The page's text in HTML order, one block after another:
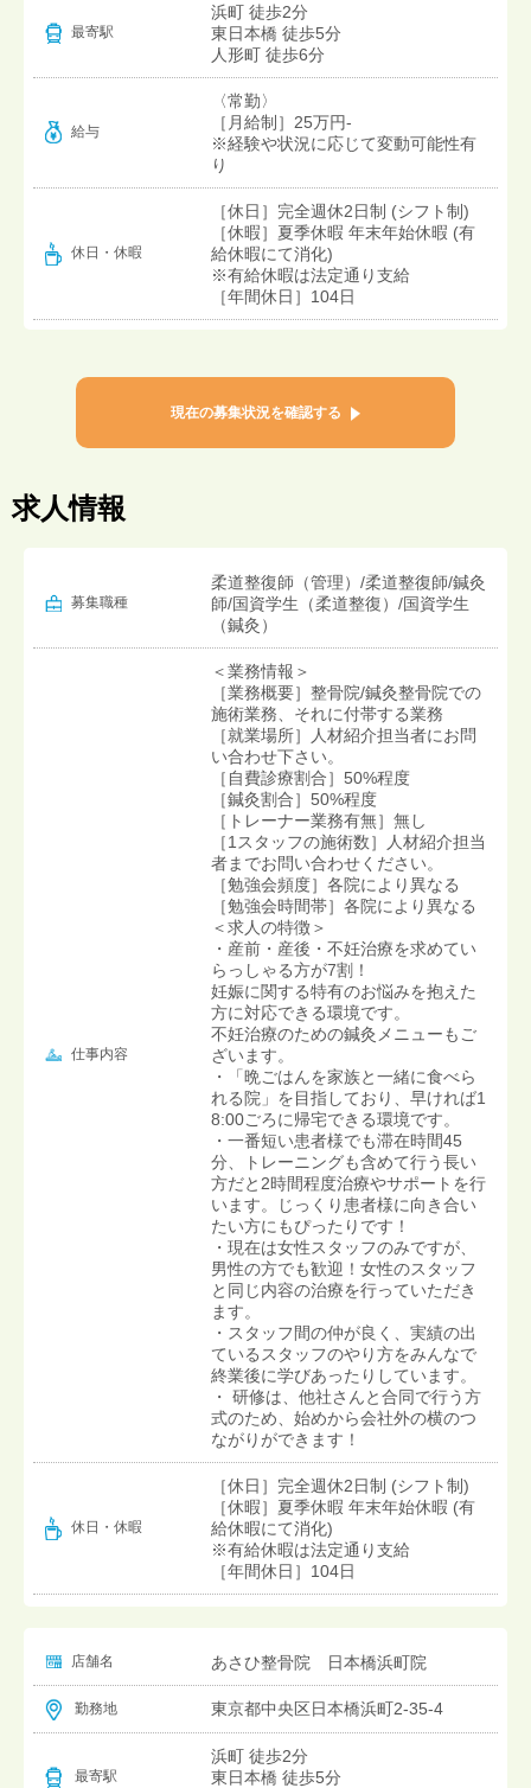
最寄駅
浜町 徒歩2分
東日本橋 徒歩5分
人形町 徒歩6分
給与
〈常勤〉
［月給制］25万円-
※経験や状況に応じて変動可能性有
り
休日・休暇
［休日］完全週休2日制 (シフト制)
［休暇］夏季休暇 年末年始休暇 (有
給休暇にて消化)
※有給休暇は法定通り支給
［年間休日］104日
現在の募集状況を確認する
求人情報
募集職種
柔道整復師（管理）/柔道整復師/鍼灸
師/国資学生（柔道整復）/国資学生
（鍼灸）
仕事内容
＜業務情報＞
［業務概要］整骨院/鍼灸整骨院での
施術業務、それに付帯する業務
［就業場所］人材紹介担当者にお問
い合わせ下さい。
［自費診療割合］50%程度
［鍼灸割合］50%程度
［トレーナー業務有無］無し
［1スタッフの施術数］人材紹介担当
者までお問い合わせください。
［勉強会頻度］各院により異なる
［勉強会時間帯］各院により異なる
＜求人の特徴＞
・産前・産後・不妊治療を求めてい
らっしゃる方が7割！
妊娠に関する特有のお悩みを抱えた
方に対応できる環境です。
不妊治療のための鍼灸メニューもご
ざいます。
・「晩ごはんを家族と一緒に食べら
れる院」を目指しており、早ければ1
8:00ごろに帰宅できる環境です。
・一番短い患者様でも滞在時間45
分、トレーニングも含めて行う長い
方だと2時間程度治療やサポートを行
います。じっくり患者様に向き合い
たい方にもぴったりです！
・現在は女性スタッフのみですが、
男性の方でも歓迎！女性のスタッフ
と同じ内容の治療を行っていただき
ます。
・スタッフ間の仲が良く、実績の出
ているスタッフのやり方をみんなで
終業後に学びあったりしています。
・ 研修は、他社さんと合同で行う方
式のため、始めから会社外の横のつ
ながりができます！
休日・休暇
［休日］完全週休2日制 (シフト制)
［休暇］夏季休暇 年末年始休暇 (有
給休暇にて消化)
※有給休暇は法定通り支給
［年間休日］104日
店舗名 あさひ整骨院 日本橋浜町院
勤務地 東京都中央区日本橋浜町2-35-4
最寄駅
浜町 徒歩2分
東日本橋 徒歩5分